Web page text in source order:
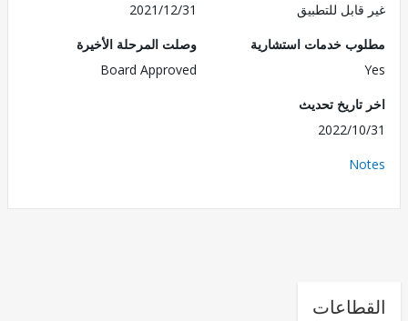
للتطبيق
2021/12/31
خدمات استشارية
وصلت المرحلة الأخيرة
Board Approved
تحديث
2022/